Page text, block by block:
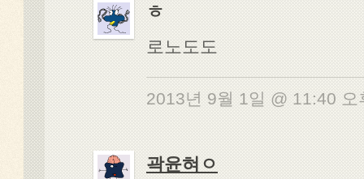
ㅎ
로노도도
2013년 9월 1일 @ 11:40
곽윤혀ㅇ